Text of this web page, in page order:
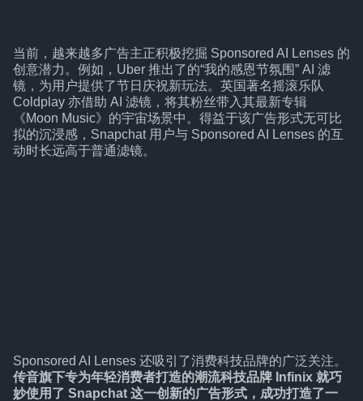
当前，越来越多广告主正积极挖掘 Sponsored AI Lenses 的
创意潜力。例如，Uber 推出了的“我的感恩节氛围” AI 滤
镜，为用户提供了节日庆祝新玩法。英国著名摇滚乐队
Coldplay 亦借助 AI 滤镜，将其粉丝带入其最新专辑
《Moon Music》的宇宙场景中。得益于该广告形式无可比
拟的沉浸感，Snapchat 用户与 Sponsored AI Lenses 的互
动时长远高于普通滤镜。
Sponsored AI Lenses 还吸引了消费科技品牌的广泛关注。
传音旗下专为年轻消费者打造的潮流科技品牌 Infinix 就巧
妙使用了 Snapchat 这一创新的广告形式，成功打造了一